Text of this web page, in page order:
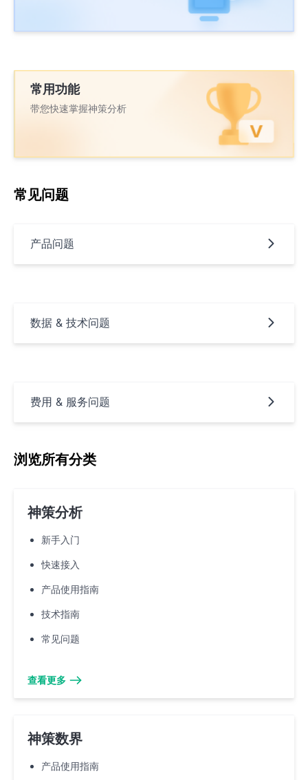
常用功能
带您快速掌握神策分析
常见问题
产品问题
数据 & 技术问题
费用 & 服务问题
浏览所有分类
神策分析
新手入门
快速接入
产品使用指南
技术指南
常见问题
查看更多
神策数界
产品使用指南